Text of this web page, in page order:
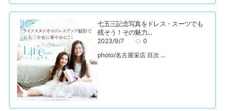
七五三記念写真をドレス・スーツでも
残そう！その魅力...
2023/9/7
0
photo/名古屋栄店 目次 ...